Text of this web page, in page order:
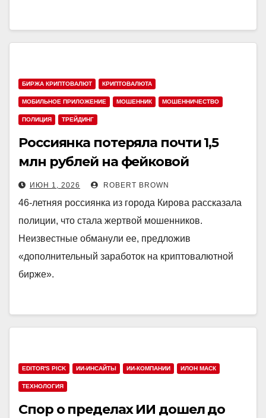
БИРЖА КРИПТОВАЛЮТ КРИПТОВАЛЮТА
МОБИЛЬНОЕ ПРИЛОЖЕНИЕ МОШЕННИК МОШЕННИЧЕСТВО
ПОЛИЦИЯ ТРЕЙДИНГ
Россиянка потеряла почти 1,5
млн рублей на фейковой
криптобирже
ИЮН 1, 2026 ROBERT BROWN
46‑летняя россиянка из города Кирова рассказала
полиции, что стала жертвой мошенников.
Неизвестные обманули ее, предложив
«дополнительный заработок на криптовалютной
бирже».
EDITOR'S PICK ИИ-ИНСАЙТЫ ИИ-КОМПАНИИ ИЛОН МАСК
ТЕХНОЛОГИЯ
Спор о пределах ИИ дошел до